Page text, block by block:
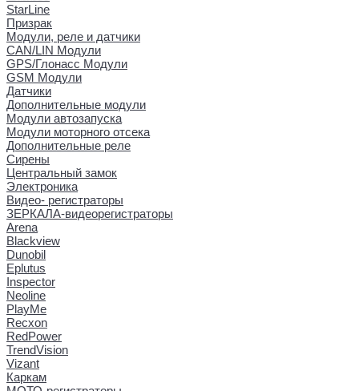
StarLine
Призрак
Модули, реле и датчики
CAN/LIN Модули
GPS/Глонасс Модули
GSM Модули
Датчики
Дополнительные модули
Модули автозапуска
Модули моторного отсека
Дополнительные реле
Сирены
Центральный замок
Электроника
Видео- регистраторы
ЗЕРКАЛА-видеорегистраторы
Arena
Blackview
Dunobil
Eplutus
Inspector
Neoline
PlayMe
Recxon
RedPower
TrendVision
Vizant
Каркам